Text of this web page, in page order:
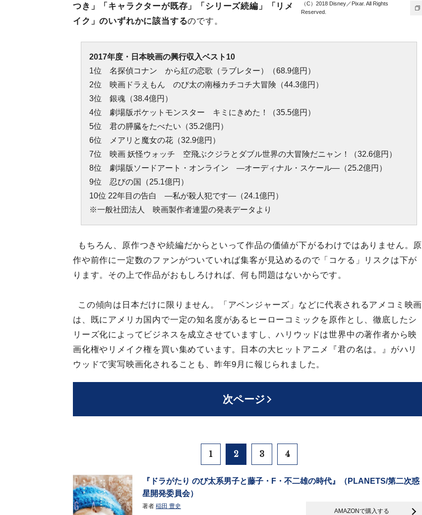
（C）2018 Disney／Pixar. All Rights
Reserved.
つき」「キャラクターが既存」「シリーズ続編」「リメ
イク」のいずれかに該当するのです。
2017年度・日本映画の興行収入ベスト10
1位 名探偵コナン から紅の恋歌（ラブレター）（68.9億円）
2位 映画ドラえもん のび太の南極カチコチ大冒険（44.3億円）
3位 銀魂（38.4億円）
4位 劇場版ポケットモンスター キミにきめた！（35.5億円）
5位 君の膵臓をたべたい（35.2億円）
6位 メアリと魔女の花（32.9億円）
7位 映画 妖怪ウォッチ 空飛ぶクジラとダブル世界の大冒険だニャン！（32.6億円）
8位 劇場版ソードアート・オンライン ―オーディナル・スケール―（25.2億円）
9位 忍びの国（25.1億円）
10位 22年目の告白 ―私が殺人犯です―（24.1億円）
※一般社団法人 映画製作者連盟の発表データより
もちろん、原作つきや続編だからといって作品の価値が下がるわけではありません。原
作や前作に一定数のファンがついていれば集客が見込めるので「コケる」リスクは下が
ります。その上で作品がおもしろければ、何も問題はないからです。
この傾向は日本だけに限りません。「アベンジャーズ」などに代表されるアメコミ映画
は、既にアメリカ国内で一定の知名度があるヒーローコミックを原作とし、徹底したシ
リーズ化によってビジネスを成立させていますし、ハリウッドは世界中の著作者から映
画化権やリメイク権を買い集めています。日本の大ヒットアニメ『君の名は。』がハリ
ウッドで実写映画化されることも、昨年9月に報じられました。
次ページ
1 2 3 4
『ドラがたり のび太系男子と藤子・F・不二雄の時代』（PLANETS/第二次惑
星開発委員会）
著者 稲田 豊史
AMAZONで購入する